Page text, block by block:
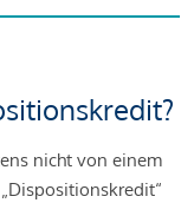
nicht von einem